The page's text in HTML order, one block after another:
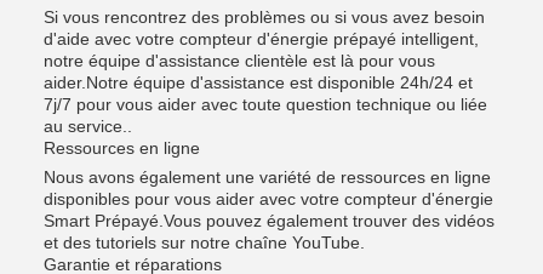
Si vous rencontrez des problèmes ou si vous avez besoin
d'aide avec votre compteur d'énergie prépayé intelligent,
notre équipe d'assistance clientèle est là pour vous
aider.Notre équipe d'assistance est disponible 24h/24 et
7j/7 pour vous aider avec toute question technique ou liée
au service..
Ressources en ligne
Nous avons également une variété de ressources en ligne
disponibles pour vous aider avec votre compteur d'énergie
Smart Prépayé.Vous pouvez également trouver des vidéos
et des tutoriels sur notre chaîne YouTube.
Garantie et réparations